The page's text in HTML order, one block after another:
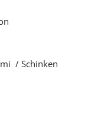
/ Schinken